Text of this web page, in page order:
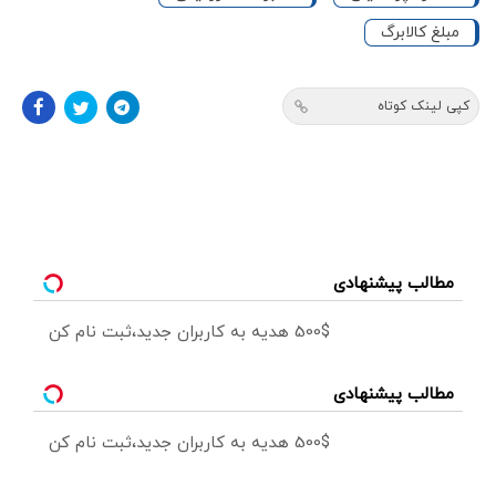
مبلغ کالابرگ
کپی لینک کوتاه
مطالب پیشنهادی
500$ هدیه به کاربران جدید،ثبت نام کن
مطالب پیشنهادی
500$ هدیه به کاربران جدید،ثبت نام کن